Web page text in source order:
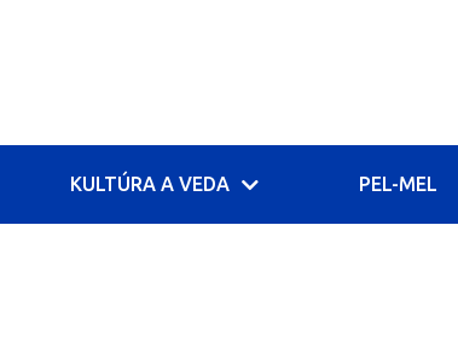
KULTÚRA A VEDA PEL-MEL